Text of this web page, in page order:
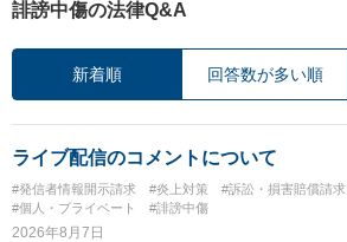
誹謗中傷の法律Q&A
新着順 回答数が多い順
ライブ配信のコメントについて
#発信者情報開示請求 #炎上対策 #訴訟・損害賠償請求
#個人・プライベート
#誹謗中傷
2026年8月7日